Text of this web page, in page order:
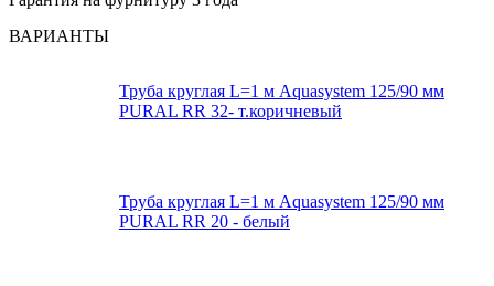
ВАРИАНТЫ
Труба круглая L=1 м Aquasystem 125/90 мм
PURAL RR 32- т.коричневый
Труба круглая L=1 м Aquasystem 125/90 мм
PURAL RR 20 - белый